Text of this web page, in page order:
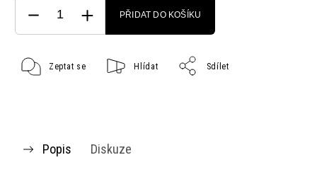
PŘIDAT DO KOŠÍKU
Zeptat se Hlídat Sdílet
Popis Diskuze